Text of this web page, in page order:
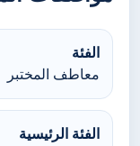
الفئة
معاطف المختبر
الفئة الرئيسية